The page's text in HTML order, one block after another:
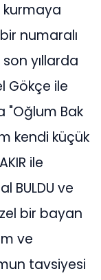
kurmaya
numaralı
yıllarda
Gökçe ile
"Oğlum Bak
kendi küçük
ile
BULDU ve
bir bayan
ve
tavsiyesi